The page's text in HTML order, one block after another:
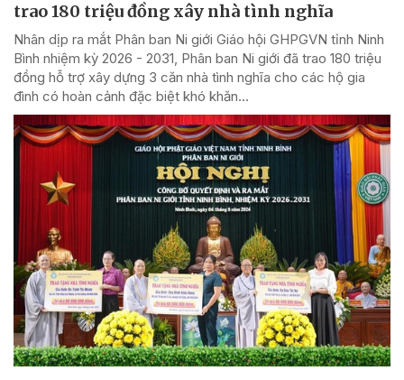
trao 180 triệu đồng xây nhà tình nghĩa
Nhân dịp ra mắt Phân ban Ni giới Giáo hội GHPGVN tỉnh Ninh
Bình nhiệm kỳ 2026 - 2031, Phân ban Ni giới đã trao 180 triệu
đồng hỗ trợ xây dựng 3 căn nhà tình nghĩa cho các hộ gia
đình có hoàn cảnh đặc biệt khó khăn...